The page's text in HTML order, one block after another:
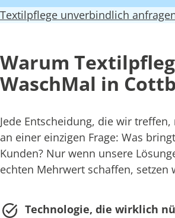
Textilpflege unverbindlich
Warum
WaschMal in
Jede Entscheidung, die wir
an einer einzigen Frage: Was
Kunden? Nur wenn unsere
echten Mehrwert schaffen, setzen
Technologie, die wirklich